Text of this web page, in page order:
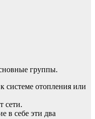
группы.
отопления или
сети.
в себе эти два